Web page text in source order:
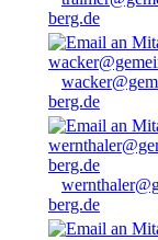
berg.de
berg.de
berg.de